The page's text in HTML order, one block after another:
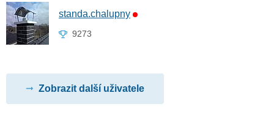
standa.chalupny
9273
Zobrazit další uživatele